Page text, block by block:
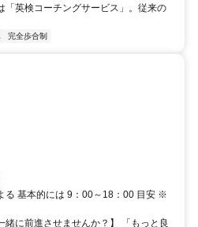
英検コーチングサービス」。従来の
完全歩合制
る 基本的には 9：00～18：00 目安 ※
緒に前進させませんか？】 「もっと良